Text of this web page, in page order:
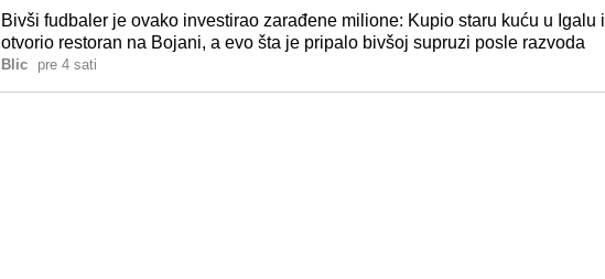
Bivši fudbaler je ovako investirao zarađene milione: Kupio staru kuću u Igalu i
otvorio restoran na Bojani, a evo šta je pripalo bivšoj supruzi posle razvoda
Blic pre 4 sati